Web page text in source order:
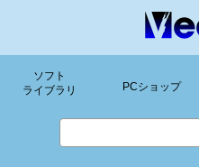
ソフト
ライブラリ
PCショップ